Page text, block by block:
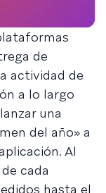
de
actividad de
a lo largo
una
del año» a
Al
cada
hasta el